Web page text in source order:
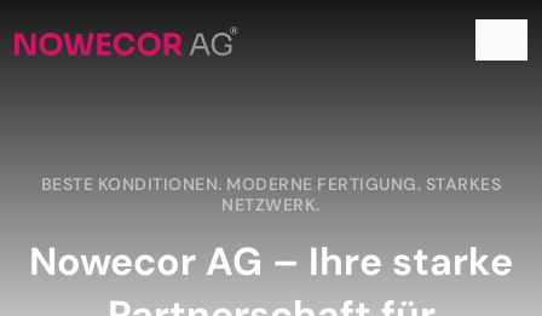
BESTE KONDITIONEN. MODERNE FERTIGUNG. STARKES
NETZWERK.
Nowecor AG – Ihre starke